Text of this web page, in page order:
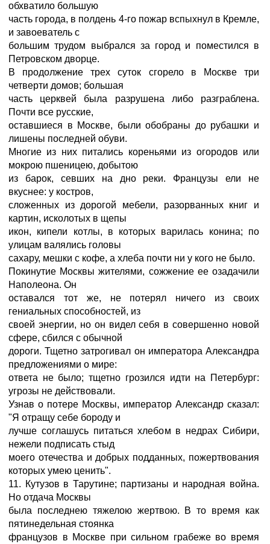
обхватило большую
часть города, в полдень 4-го пожар вспыхнул в Кремле,
и завоеватель с
большим трудом выбрался за город и поместился в
Петровском дворце.
В продолжение трех суток сгорело в Москве три
четверти домов; большая
часть церквей была разрушена либо разграблена.
Почти все русские,
оставшиеся в Москве, были обобраны до рубашки и
лишены последней обуви.
Многие из них питались кореньями из огородов или
мокрою пшеницею, добытою
из барок, севших на дно реки. Французы ели не
вкуснее: у костров,
сложенных из дорогой мебели, разорванных книг и
картин, исколотых в щепы
икон, кипели котлы, в которых варилась конина; по
улицам валялись головы
сахару, мешки с кофе, а хлеба почти ни у кого не было.
Покинутие Москвы жителями, сожжение ее озадачили
Наполеона. Он
оставался тот же, не потерял ничего из своих
гениальных способностей, из
своей энергии, но он видел себя в совершенно новой
сфере, сбился с обычной
дороги. Тщетно затрогивал он императора Александра
предложениями о мире:
ответа не было; тщетно грозился идти на Петербург:
угрозы не действовали.
Узнав о потере Москвы, император Александр сказал:
"Я отращу себе бороду и
лучше соглашусь питаться хлебом в недрах Сибири,
нежели подписать стыд
моего отечества и добрых подданных, пожертвования
которых умею ценить".
11. Кутузов в Тарутине; партизаны и народная война.
Но отдача Москвы
была последнею тяжелою жертвою. В то время как
пятинедельная стоянка
французов в Москве при сильном грабеже во время